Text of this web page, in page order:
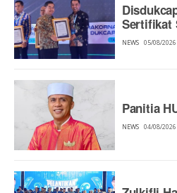
Sertifikat
NEWS 05/08/
Panitia
NEWS 04/08/